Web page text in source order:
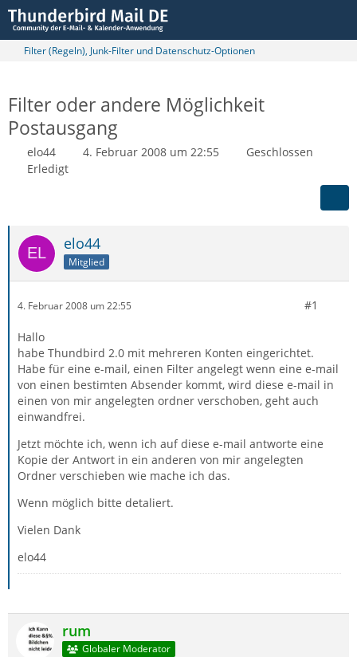
Filter (Regeln), Junk-Filter und Datenschutz-Optionen
Filter oder andere Möglichkeit
Postausgang
elo44 4. Februar 2008 um 22:55
Geschlossen
Erledigt
elo44
Mitglied
4. Februar 2008 um 22:55 #1
Hallo
habe Thundbird 2.0 mit mehreren Konten eingerichtet.
Habe für eine e-mail, einen Filter angelegt wenn eine e-mail
von einen bestimten Absender kommt, wird diese e-mail in
einen von mir angelegten ordner verschoben, geht auch
einwandfrei.
Jetzt möchte ich, wenn ich auf diese e-mail antworte eine
Kopie der Antwort in ein anderen von mir angelegten
Ordner verschieben wie mache ich das.
Wenn möglich bitte detaliert.
Vielen Dank
elo44
rum
Globaler Moderator